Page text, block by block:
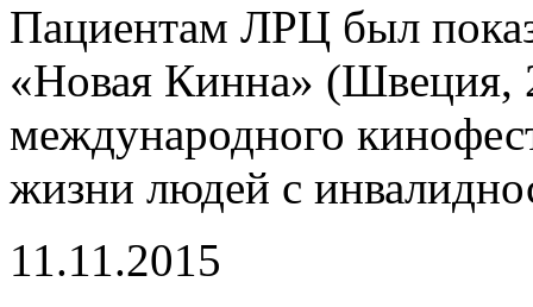
Пациентам ЛРЦ был
«Новая Кинна» (Швеция,
международного
жизни людей с
11.11.2015